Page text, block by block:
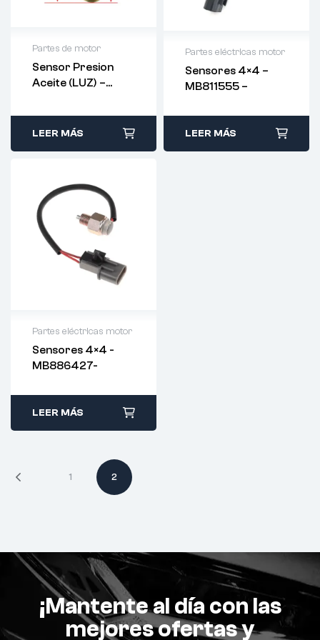
Partes de motor
Sensor Presion
Aceite (LUZ) –
LEER MÁS
Partes eléctricas motor
Sensores 4×4 –
MB811555 –
LEER MÁS
Partes eléctricas motor
Sensores 4×4 -
MB886427-
LEER MÁS
1 2
¡Mantente al día con las
mejores ofertas y